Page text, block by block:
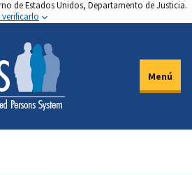
de Estados Unidos, Departamento de Justicia.
verificarlo
Menú